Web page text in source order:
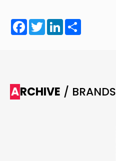
Facebook
TwitterLinkedIn
ARCHIVE / BRANDS